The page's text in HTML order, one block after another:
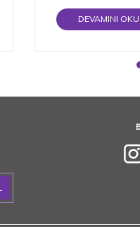
"Benim kız/oğlan
gururlanacak. Mis
modası mı geçer?
zarif şıklık
DEVAMINI OKU